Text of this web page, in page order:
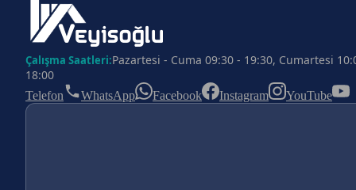
Çalışma Saatleri:Pazartesi - Cuma 09:30 - 19:30, Cumartesi
18:00
Telefon WhatsApp Facebook Instagram YouTube